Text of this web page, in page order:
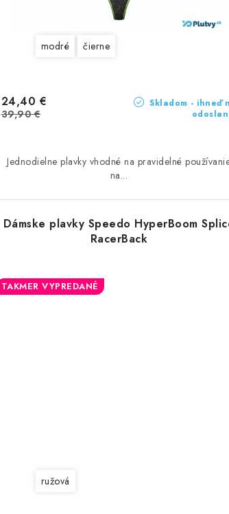
modré čierne
Skladom - ihneď
24,40 €
39,90 €
Jednodielne plavky vhodné na pravidelné
na...
Dámske plavky Speedo HyperBoom
RacerBack
TAKMER VYPREDANÉ
ružová